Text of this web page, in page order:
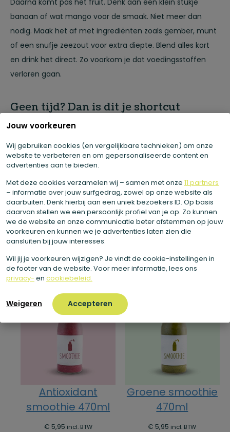
Jouw voorkeuren
Wij gebruiken cookies (en vergelijkbare technieken) om onze
website te verbeteren en om gepersonaliseerde content en
advertenties aan te bieden.
Met deze cookies verzamelen wij – samen met onze 11 partners
– informatie over jouw surfgedrag, zowel op onze website als
daarbuiten. Denk hierbij aan een uniek bezoekers ID. Op basis
daarvan stellen we een persoonlijk profiel van je op. Zo kunnen
we de website en onze communicatie beter afstemmen op jouw
voorkeuren en kunnen we je advertenties laten zien die
aansluiten bij jouw interesses.
Wil jij je voorkeuren wijzigen? Je vindt de cookie-instellingen in
de footer van de website. Voor meer informatie, lees ons
privacy- en cookiebeleid.
Weigeren Accepteren
banaan of wat mango voor de smaak. Niet meer dan
nodig. Maak het af met ingrediënten zoals gember, munt
of een snufje zeezout voor extra diepte. Blend alles kort
en drink het direct. Zo voorkom je dat voedingsstoffen
verloren gaan.
Geen tijd? Dan is dit je shortcut
Laten we eerlijk zijn. Elke dag zelf blenden klinkt goed,
maar in de praktijk schiet het er vaak bij in. Groenten
kopen, wassen, snijden en daarna alles schoonmaken…
smoothies ontwikkeld. Je krijgt dezelfde balans als een
zelfgemaakte smoothie, maar dan zonder gedoe. Altijd
minimaal 85% groente, slowjuiced en direct ingevroren.
Even laten ontdooien en je hebt binnen een paar minuten
een smoothie die wél echt gezond is.
Aanbevolen producten
Antioxidant
smoothie 470ml
€ 5,95 incl. BTW
Groene smoothie
470ml
€ 5,95 incl. BTW